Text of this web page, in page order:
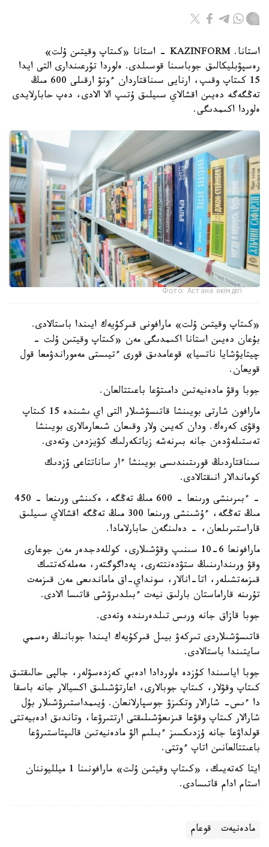
استانا. KAZINFORM - استانا «كىتاپ وقيتىن ۇلت»
رەسپۋبليكالىق جوباسىنا قوسىلدى. ەلوردا تۇرعىندارى التى ايدا
15 كىتاپ وقىپ، ارنايى سىناقتاردان ءوتۋ ارقىلى 600 مىڭ
تەڭگەگە دەيىن اقشالاي سىيلىق ۇتىپ الا الادى، دەپ حابارلايدى
ەلوردا اكىمدىگى.
Фото: Астана әкімдігі
«كىتاپ وقيتىن ۇلت» مارافونى قىركۇيەك ايىندا باستالادى.
بۇعان دەيىن استانا اكىمدىگى مەن «كىتاپ وقيتىن ۇلت -
چيتايۋشايا ناتسيا» قوعامدىق قورى ءتيىستى مەموراندۋمعا قول
قويعان.
جوبا وقۋ مادەنيەتىن دامىتۋعا باعىتتالعان.
مارافون شارتى بويىنشا قاتىسۋشىلار التى اي ىشىندە 15 كىتاپ
وقۋى كەرەك. ودان كەيىن ولار وقىعان شىعارمالارى بويىنشا
تەستىلەۋدەن جانە بىرنەشە زياتكەرلىك كۋيزدەن وتەدى.
سىناقتاردىڭ قورىتىندىسى بويىنشا ءار ساناتتاعى ۇزدىك
كوماندالار انىقتالادى.
- ءبىرىنشى ورىنعا - 600 مىڭ تەڭگە، ەكىنشى ورىنعا - 450
مىڭ تەڭگە، ءۇشىنشى ورىنعا 300 مىڭ تەڭگە اقشالاي سىيلىق
قاراستىرىلعان، - دەلىنگەن حابارلامادا.
مارافونعا 6-10 سىنىپ وقۋشىلارى، كوللەدجدەر مەن جوعارى
وقۋ ورىندارىنىڭ ستۋدەنتتەرى، پەداگوگتەر، مەملەكەتتىك
قىزمەتشىلەر، اتا-انالار، سونداي-اق ماماندىعى مەن قىزمەت
تۇرىنە قاراماستان بارلىق نيەت ءبىلدىرۋشى قاتىسا الادى.
جوبا قازاق جانە ورىس تىلدەرىندە وتەدى.
قاتىسۋشىلاردى تىركەۋ بيىل قىركۇيەك ايىندا جوبانىڭ رەسمي
سايتىندا باستالادى.
جوبا اياسىندا كۇزدە ەلوردادا ادەبي كەزدەسۋلەر، جالپى حالىقتىق
كىتاپ وقۋلار، كىتاپ جوبالارى، اعارتۋشىلىق اكسيالار جانە باسقا
دا ءىس- شارالار وتكىزۋ جوسپارلانعان. ۇيىمداستىرۋشىلار بۇل
شارالار كىتاپ وقۋعا قىزىعۋشىلىقتى ارتتىرۋعا، وتاندىق ادەبيەتتى
قولداۋعا جانە ۇزدىكسىز ءبىلىم الۋ مادەنيەتىن قالىپتاستىرۋعا
باعىتتالعانىن اتاپ ءوتتى.
ايتا كەتەيىك، «كىتاپ وقيتىن ۇلت» مارافونىنا 1 ميلليوننان
استام ادام قاتىسادى.
مادەنيەت قوعام